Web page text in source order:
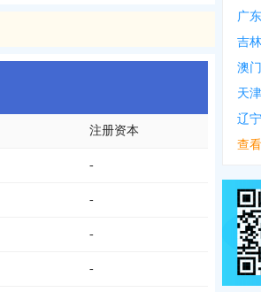
注册资本
-
-
-
-
广
吉
澳
天
辽
查